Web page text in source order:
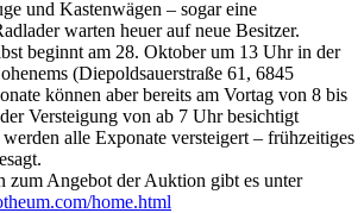
und Kastenwägen – sogar eine
warten heuer auf neue Besitzer.
beginnt am 28. Oktober um 13 Uhr in der
(Diepoldsauerstraße 61, 6845
können aber bereits am Vortag von 8 bis
Versteigung von ab 7 Uhr besichtigt
alle Exponate versteigert – frühzeitiges
zum Angebot der Auktion gibt es unter
home.html